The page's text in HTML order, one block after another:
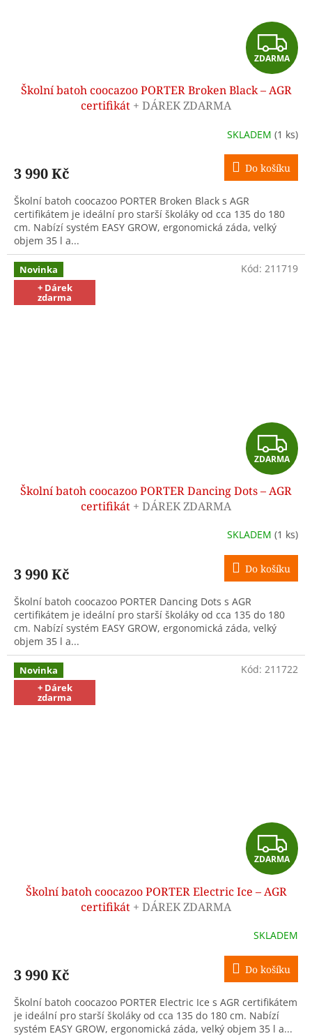
Z
D
A
R
M
A
ZDARMA
Školní batoh coocazoo PORTER Broken Black – AGR
certifikát + DÁREK ZDARMA
SKLADEM (1 ks)
3 990 Kč Do košíku
Školní batoh coocazoo PORTER Broken Black s AGR
certifikátem je ideální pro starší školáky od cca 135 do 180
cm. Nabízí systém EASY GROW, ergonomická záda, velký
objem 35 l a...
Novinka
+ Dárek
zdarma
Z
D
A
R
M
A
ZDARMA
Školní batoh coocazoo PORTER Dancing Dots – AGR
certifikát + DÁREK ZDARMA
SKLADEM (1 ks)
3 990 Kč Do košíku
Školní batoh coocazoo PORTER Dancing Dots s AGR
certifikátem je ideální pro starší školáky od cca 135 do 180
cm. Nabízí systém EASY GROW, ergonomická záda, velký
objem 35 l a...
Kód: 211719
Novinka
+ Dárek
zdarma
Z
D
A
R
M
A
ZDARMA
Školní batoh coocazoo PORTER Electric Ice – AGR
certifikát + DÁREK ZDARMA
SKLADEM
3 990 Kč Do košíku
Školní batoh coocazoo PORTER Electric Ice s AGR certifikátem
je ideální pro starší školáky od cca 135 do 180 cm. Nabízí
systém EASY GROW, ergonomická záda, velký objem 35 l a...
Kód: 211722